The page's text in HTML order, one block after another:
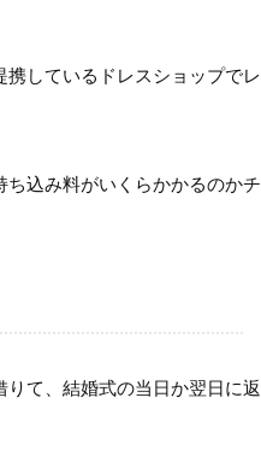
しているドレスショップでレ
込み料がいくらかかるのかチ
て、結婚式の当日か翌日に返